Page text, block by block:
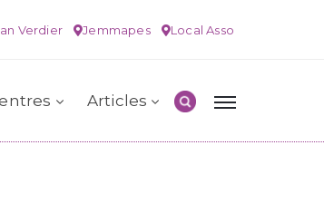
Verdier Jemmapes Local Asso
Articles